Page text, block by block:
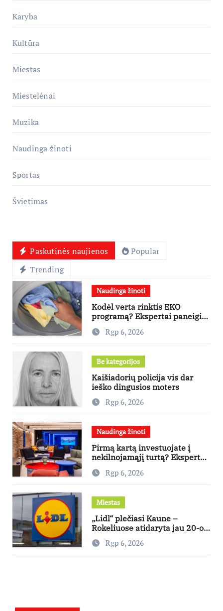
Karyba
Kultūra
Miestas
Miestelėnai
Muzika
Naudinga žinoti
Sportas
Švietimas
Paskutinės naujienos
Popular
Trending
Naudinga žinoti
Kodėl verta rinktis EKO
programą? Ekspertai paneigia
dažniausius mitus
Rgp 6, 2026
Be kategorijos
Kaišiadorių policija vis dar
ieško dingusios moters
Rgp 6, 2026
Naudinga žinoti
Pirmą kartą investuojate į
nekilnojamąjį turtą? Ekspertas
pataria, kaip pasirinkti būstą,
kuris generuos grąžą
Rgp 6, 2026
Miestas
„Lidl“ plečiasi Kaune –
Rokeliuose atidaryta jau 20-oji
parduotuvė mieste
Rgp 6, 2026